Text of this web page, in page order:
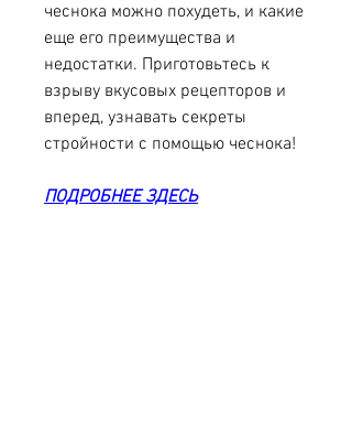
чеснока можно похудеть, и какие
еще его преимущества и
недостатки. Приготовьтесь к
взрыву вкусовых рецепторов и
вперед, узнавать секреты
стройности с помощью чеснока!
ПОДРОБНЕЕ ЗДЕСЬ